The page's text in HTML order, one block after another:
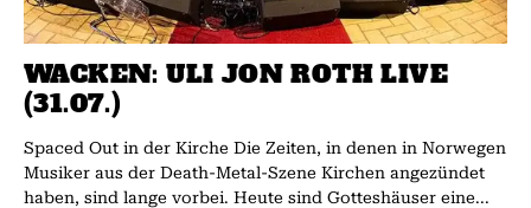
WACKEN: ULI JON ROTH LIVE
(31.07.)
Spaced Out in der Kirche Die Zeiten, in denen in Norwegen
Musiker aus der Death-Metal-Szene Kirchen angezündet
haben, sind lange vorbei. Heute sind Gotteshäuser eine...